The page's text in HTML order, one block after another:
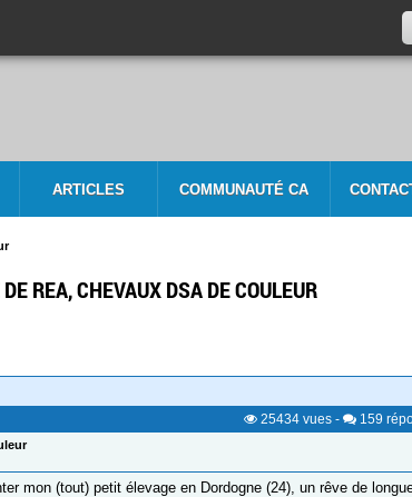
ARTICLES COMMUNAUTÉ CA
REA, CHEVAUX DSA DE COULEUR
25434 vues - 159
mon (tout) petit élevage en Dordogne (24), un rêve de